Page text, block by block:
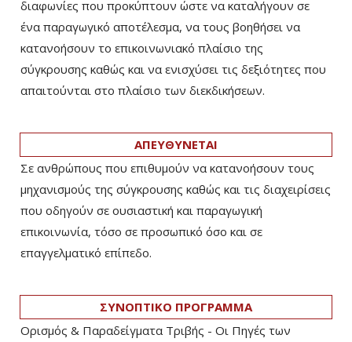
διαφωνίες που προκύπτουν ώστε να καταλήγουν σε
ένα παραγωγικό αποτέλεσμα, να τους βοηθήσει να
κατανοήσουν το επικοινωνιακό πλαίσιο της
σύγκρουσης καθώς και να ενισχύσει τις δεξιότητες που
απαιτούνται στο πλαίσιο των διεκδικήσεων.
ΑΠΕΥΘΥΝΕΤΑΙ
Σε ανθρώπους που επιθυμούν να κατανοήσουν τους
μηχανισμούς της σύγκρουσης καθώς και τις διαχειρίσεις
που οδηγούν σε ουσιαστική και παραγωγική
επικοινωνία, τόσο σε προσωπικό όσο και σε
επαγγελματικό επίπεδο.
ΣΥΝΟΠΤΙΚΟ ΠΡΟΓΡΑΜΜΑ
Ορισμός & Παραδείγματα Τριβής - Οι Πηγές των